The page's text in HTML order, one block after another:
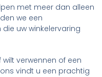
met meer dan alleen
we een
uw winkelervaring
wilt verwennen of een
vindt u een prachtig